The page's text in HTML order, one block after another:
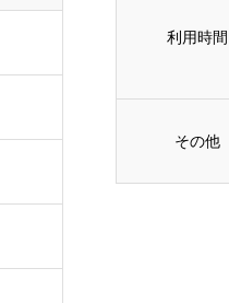
利用時間
その他